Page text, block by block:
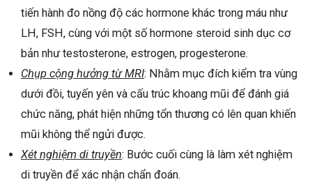
tiến hành đo nồng độ các hormone khác trong máu như
LH, FSH, cùng với một số hormone steroid sinh dục cơ
bản như testosterone, estrogen, progesterone.
Chụp cộng hưởng từ MRI: Nhằm mục đích kiểm tra vùng
dưới đồi, tuyến yên và cấu trúc khoang mũi để đánh giá
chức năng, phát hiện những tổn thương có lên quan khiến
mũi không thể ngửi được.
Xét nghiệm di truyền: Bước cuối cùng là làm xét nghiệm
di truyền để xác nhận chẩn đoán.